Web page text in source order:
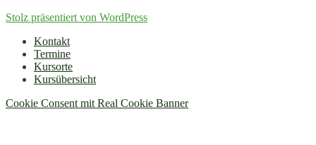
Stolz präsentiert von WordPress
Kontakt
Termine
Kursorte
Kursübersicht
Cookie Consent mit Real Cookie Banner